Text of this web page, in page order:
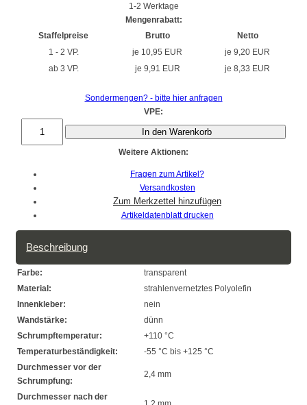
1-2 Werktage
Mengenrabatt:
Staffelpreise
Brutto
Netto
1 - 2 VP.
je 10,95 EUR
je 9,20 EUR
ab 3 VP.
je 9,91 EUR je 8,33 EUR
Sondermengen? - bitte hier anfragen
VPE:
In den Warenkorb
Weitere Aktionen:
Fragen zum Artikel?
Versandkosten
Artikeldatenblatt drucken
Beschreibung
Farbe:
transparent
Material:
strahlenvernetztes Polyolefin
Innenkleber:
nein
Wandstärke:
dünn
Schrumpftemperatur:
+110 °C
Temperaturbeständigkeit:
-55 °C bis +125 °C
Durchmesser vor der
Schrumpfung:
2,4 mm
Durchmesser nach der